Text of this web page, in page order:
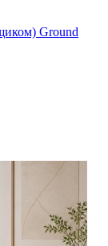
Ground